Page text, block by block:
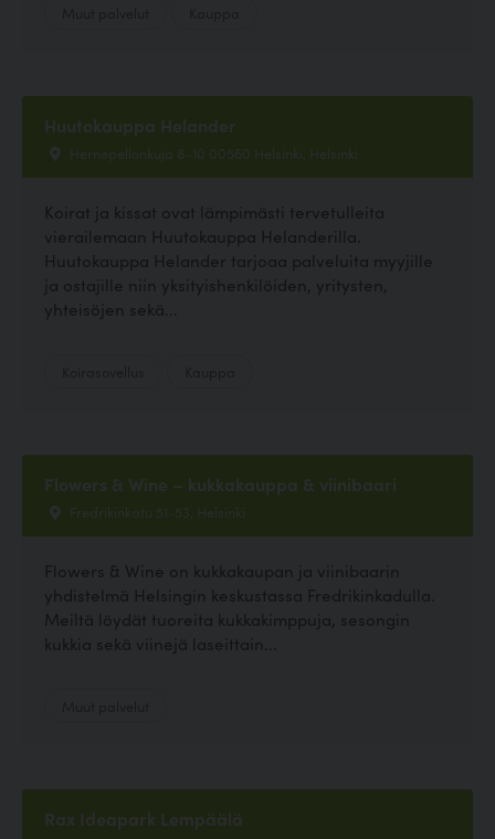
Huutokauppa Helander
Hernepellonkuja 8-10 00560 Helsinki, Helsinki
Koirat ja kissat ovat lämpimästi tervetulleita
vierailemaan Huutokauppa Helanderilla.
Huutokauppa Helander tarjoaa palveluita myyjille
ja ostajille niin yksityishenkilöiden, yritysten,
yhteisöjen sekä...
Flowers & Wine – kukkakauppa & viinibaari
Fredrikinkatu 51-53, Helsinki
Flowers & Wine on kukkakaupan ja viinibaarin
yhdistelmä Helsingin keskustassa Fredrikinkadulla.
Meiltä löydät tuoreita kukkakimppuja, sesongin
kukkia sekä viinejä laseittain...
Rax Ideapark Lempäälä